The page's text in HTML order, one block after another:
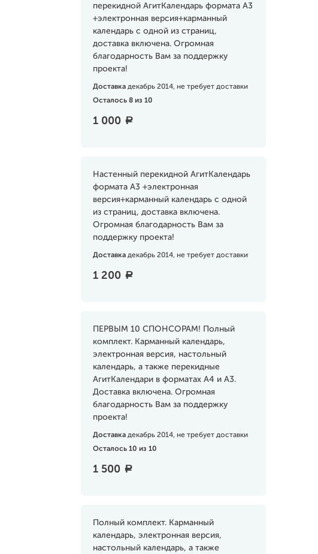
перекидной АгитКалендарь формата А3
+электронная версия+карманный
календарь с одной из страниц,
доставка включена. Огромная
благодарность Вам за поддержку
проекта!
Доставка декабрь 2014, не требует доставки
Осталось 8 из 10
1 000 a
Настенный перекидной АгитКалендарь
формата А3 +электронная
версия+карманный календарь с одной
из страниц, доставка включена.
Огромная благодарность Вам за
поддержку проекта!
Доставка декабрь 2014, не требует доставки
1 200 a
ПЕРВЫМ 10 СПОНСОРАМ! Полный
комплект. Карманный календарь,
электронная версия, настольный
календарь, а также перекидные
АгитКалендари в форматах А4 и А3.
Доставка включена. Огромная
благодарность Вам за поддержку
проекта!
Доставка декабрь 2014, не требует доставки
Осталось 10 из 10
1 500 a
Полный комплект. Карманный
календарь, электронная версия,
настольный календарь, а также